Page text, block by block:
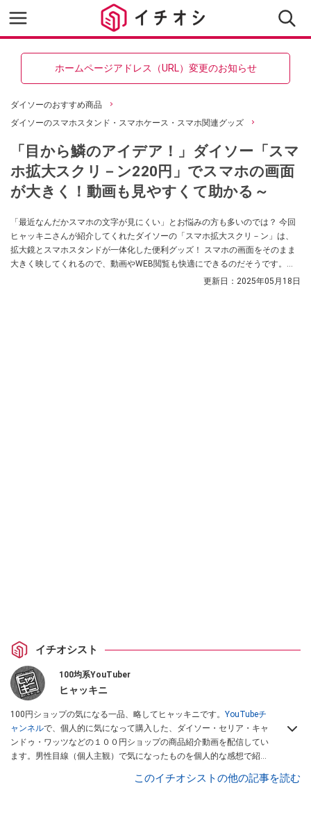
ホームページアドレス（URL）変更のお知らせ
ダイソーのおすすめ商品
ダイソーのスマホスタンド・スマホケース・スマホ関連グッズ
「目から鱗のアイデア！」ダイソー「スマ
ホ拡大スクリ－ン220円」でスマホの画面
が大きく！動画も見やすくて助かる～
「最近なんだかスマホの文字が見にくい」とお悩みの方も多いのでは？ 今回
ヒャッキニさんが紹介してくれたダイソーの「スマホ拡大スクリ－ン」は、
拡大鏡とスマホスタンドが一体化した便利グッズ！ スマホの画面をそのまま
大きく映してくれるので、動画やWEB閲覧も快適にできるのだそうです。ダ
イソーで買えるスマホグッズをお探しの方や、拡大鏡をお探しの方はぜひチ
更新日： 2025年05月18日
イチオシスト
100均系YouTuber
ヒャッキニ
100円ショップの気になる一品、略してヒャッキニです。 YouTubeチ
ャンネルで、個人的に気になって購入した、ダイソー・セリア・キャ
ンドゥ・ワッツなどの１００円ショップの商品紹介動画を配信してい
ます。男性目線（個人主観）で気になったものを個人的な感想で紹介
このイチオシストの他の記事を読む